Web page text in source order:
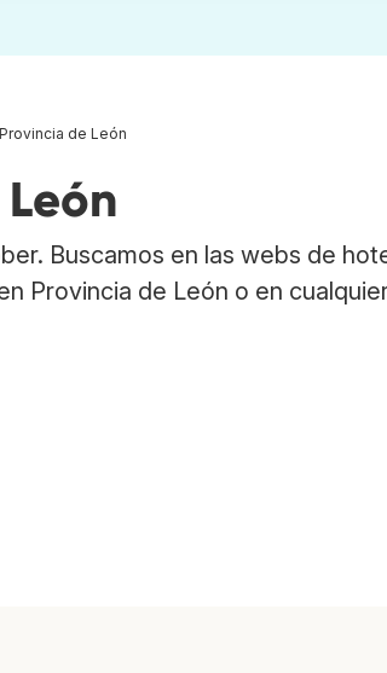
de León
Buscamos en las webs de
Provincia de León o en